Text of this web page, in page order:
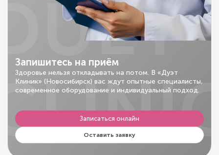
Запишитесь на приём
Здоровье нельзя откладывать на потом. В «Дуэт
Клиник» (Новосибирск) вас ждут опытные специалисты,
современное оборудование и индивидуальный подход.
Записаться онлайн
Оставить заявку